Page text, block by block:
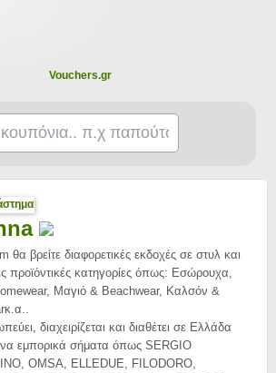
θα βρείτε διαφορετικές εκδοχές σε στυλ και
προϊόντικές κατηγορίες όπως: Εσώρουχα,
Μαγιό & Beachwear, Καλσόν &
διαχειρίζεται και διαθέτει σε Ελλάδα
εμπορικά σήματα όπως SERGIO
OMSA, ELLEDUE, FILODORO,